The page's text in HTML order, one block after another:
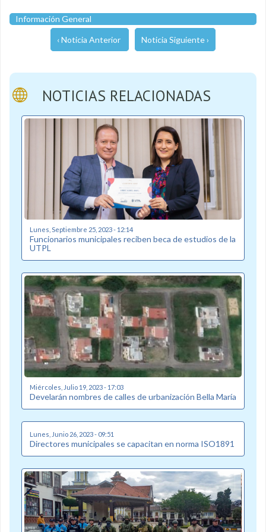
Información General
‹ Noticia Anterior Noticia Siguiente ›
NOTICIAS RELACIONADAS
Lunes, Septiembre 25, 2023 - 12:14
Funcionarios municipales reciben beca de estudios de la
UTPL
Miércoles, Julio 19, 2023 - 17:03
Develarán nombres de calles de urbanización Bella María
Lunes, Junio 26, 2023 - 09:51
Directores municipales se capacitan en norma ISO1891